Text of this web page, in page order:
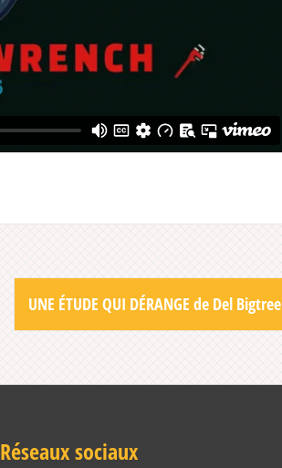
UNE ÉTUDE QUI DÉRANGE de Del Bigtree
Réseaux sociaux